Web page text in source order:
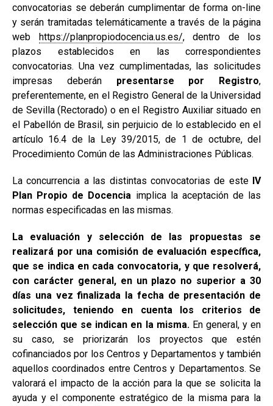
convocatorias se deberán cumplimentar de forma on-line
y serán tramitadas telemáticamente a través de la página
web
https://planpropiodocencia.us.es/, dentro de los
plazos establecidos en las correspondientes
convocatorias. Una vez cumplimentadas, las solicitudes
impresas deberán presentarse por Registro,
preferentemente, en el Registro General de la Universidad
de Sevilla (Rectorado) o en el Registro Auxiliar situado en
el Pabellón de Brasil, sin perjuicio de lo establecido en el
artículo 16.4 de la Ley 39/2015, de 1 de octubre, del
Procedimiento Común de las Administraciones Públicas.
La concurrencia a las distintas convocatorias de esteIV
Plan Propio de Docencia implica la aceptación de las
normas especificadas en las mismas.
La evaluación y selección de las propuestas
se
realizará por una comisión de evaluación específica,
que se indica en cada convocatoria, y que resolverá,
con carácter general, en un plazo no superior a 30
días una vez finalizada la fecha de presentación de
solicitudes, teniendo en cuenta los criterios de
selección que se indican en la misma. En general, y en
su caso, se priorizarán los proyectos que estén
cofinanciados por los Centros y Departamentos y también
aquellos coordinados entre Centros y Departamentos. Se
valorará el impacto de la acción para la que se solicita la
ayuda y el componente estratégico de la misma para la